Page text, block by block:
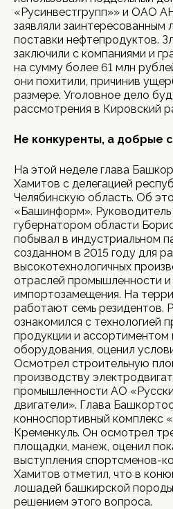
«Русинвестгрупп»» и ОАО
заявляли
поставки нефтепродуктов.
заключили с компаниями и
на сумму более 61 млн
они похитили, причинив
размере. Уголовное дело
рассмотрения в Кировский
Не конкуренты, а добрые
На этой неделе глава
Хамитов с делегацией
Челябинскую область. Об
«Башинформ».
губернатором области
побывал в индустриальном
созданном в 2015 году для
высокотехнологичных
отраслей промышленности и
импортозамещения. На
работают семь резидентов.
ознакомился с технологией
продукции и ассортиментом
оборудования, оценил
Осмотрел строительную
производству
промышленности АО
двигатели». Глава
конноспортивный комплекс
Кременкуль. Он осмотрел
площадки, манеж, оценил
выступления спортсменов-
Хамитов отметил, что в
лошадей башкирской
решением этого вопроса.